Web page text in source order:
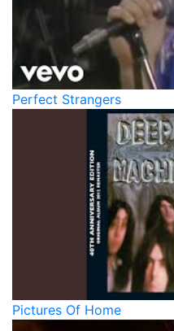
Perfect Strangers
Pictures Of Home